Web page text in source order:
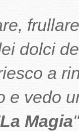
dolci
a
e vedo
La Magia